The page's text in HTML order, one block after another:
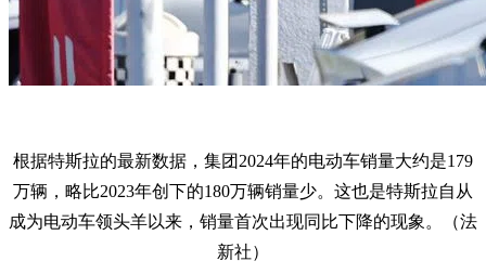
根据特斯拉的最新数据，集团2024年的电动车销量大约是179
万辆，略比2023年创下的180万辆销量少。这也是特斯拉自从
成为电动车领头羊以来，销量首次出现同比下降的现象。（法
新社）